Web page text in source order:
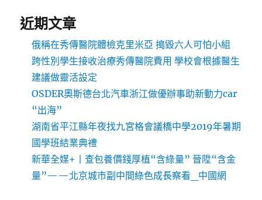
近期文章
俄稱在秀傳醫院體檢克里米亞 搗毀六人可怕小組
跨性別學生接收治療秀傳醫院費用 學校會根據醫生
建議做靈活設定
OSDER奧斯德台北汽車浙江做優辦事助新動力car
“出海”
湖南省平江縣年夜找九宮格會議橋中學2019年暑期
國學班結業典禮
新華全媒+丨查包養價錢厚植“含綠量” 晉陞“含金
量”——北京城市副中間綠色成長察看_中國網